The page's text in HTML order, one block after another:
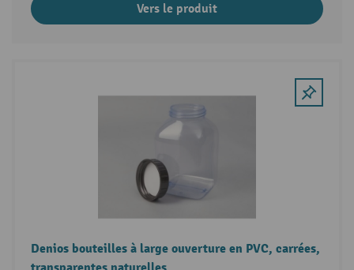
Vers le produit
Denios bouteilles à large ouverture en PVC, carrées,